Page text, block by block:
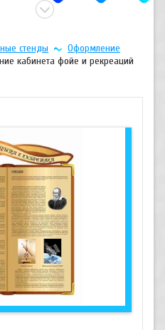
стенды
Оформление
кабинета фойе и рекреаций